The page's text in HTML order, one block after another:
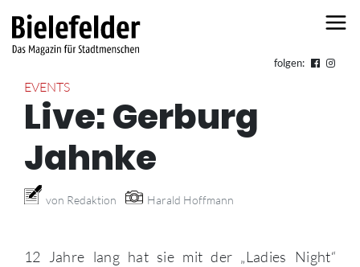
folgen:
EVENTS
Live: Gerburg
Jahnke
von Redaktion Harald Hoffmann
12 Jahre lang hat sie mit der „Ladies Night“